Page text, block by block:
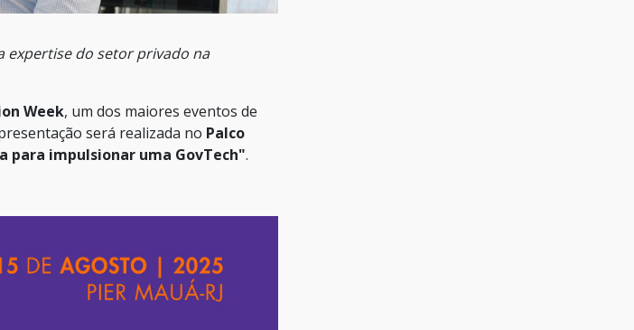
expertise do setor privado na
Week, um dos maiores eventos de
será realizada no Palco
para impulsionar uma GovTech".